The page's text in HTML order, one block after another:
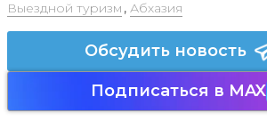
Выездной туризм , Абхазия
Обсудить новость
Подписаться в MAX